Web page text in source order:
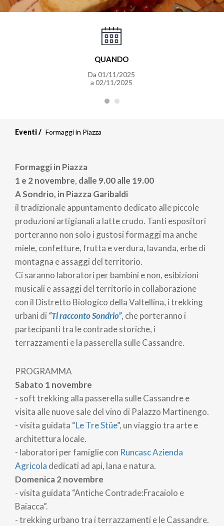
QUANDO
Da 01/11/2025
a 02/11/2025
Eventi Formaggi in Piazza
Formaggi in Piazza
1 e 2 novembre, dalle 9.00 alle 19.00
A Sondrio, in Piazza Garibaldi
il tradizionale appuntamento dedicato alle piccole
produzioni artigianali a latte crudo. Tanti espositori
porteranno non solo i gustosi formaggi ma anche
miele, confetture, frutta e verdura, lavanda, erbe di
montagna e assaggi del territorio.
Ci saranno laboratori per bambini e non, esibizioni
musicali e assaggi del territorio in collaborazione
con il Distretto Biologico della Valtellina, i trekking
urbani di “Ti racconto Sondrio”, che porteranno i
partecipanti tra le contrade storiche, i
terrazzamenti e la passerella sulle Cassandre.
PROGRAMMA
Sabato 1 novembre
- soft trekking alla passerella sulle Cassandre e
visita alle nuove sale del vino di Palazzo Martinengo.
- visita guidata “Le Tre Stüe”, un viaggio tra arte e
architettura locale.
- laboratori per famiglie con Runcasc Azienda
Agricola dedicati ad api, lana e natura.
Domenica 2 novembre
- visita guidata “Antiche Contrade:Fracaiolo e
Baiacca”.
- trekking urbano tra i terrazzamenti e le Cassandre.